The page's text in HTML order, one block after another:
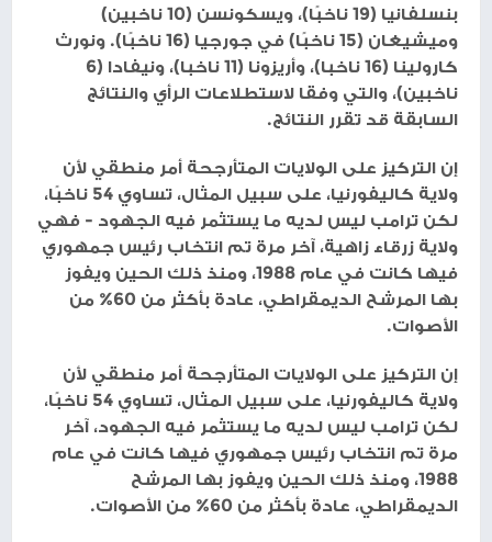
بنسلفانيا (19 ناخبًا)، ويسكونسن (10 ناخبين)
وميشيغان (15 ناخبًا) في جورجيا (16 ناخبًا). ونورث
كارولينا (16 ناخبا)، وأريزونا (11 ناخبا)، ونيفادا (6
ناخبين)، والتي وفقا لاستطلاعات الرأي والنتائج
السابقة قد تقرر النتائج.
إن التركيز على الولايات المتأرجحة أمر منطقي لأن
ولاية كاليفورنيا، على سبيل المثال، تساوي 54 ناخبًا،
لكن ترامب ليس لديه ما يستثمر فيه الجهود - فهي
ولاية زرقاء زاهية، آخر مرة تم انتخاب رئيس جمهوري
فيها كانت في عام 1988، ومنذ ذلك الحين ويفوز
بها المرشح الديمقراطي، عادة بأكثر من 60% من
الأصوات.
إن التركيز على الولايات المتأرجحة أمر منطقي لأن
ولاية كاليفورنيا، على سبيل المثال، تساوي 54 ناخبًا،
لكن ترامب ليس لديه ما يستثمر فيه الجهود، آخر
مرة تم انتخاب رئيس جمهوري فيها كانت في عام
1988، ومنذ ذلك الحين ويفوز بها المرشح
الديمقراطي، عادة بأكثر من 60% من الأصوات.